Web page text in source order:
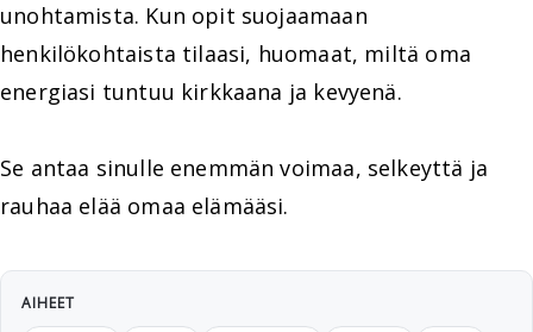
unohtamista. Kun opit suojaamaan
henkilökohtaista tilaasi, huomaat, miltä oma
energiasi tuntuu kirkkaana ja kevyenä.
Se antaa sinulle enemmän voimaa, selkeyttä ja
rauhaa elää omaa elämääsi.
AIHEET